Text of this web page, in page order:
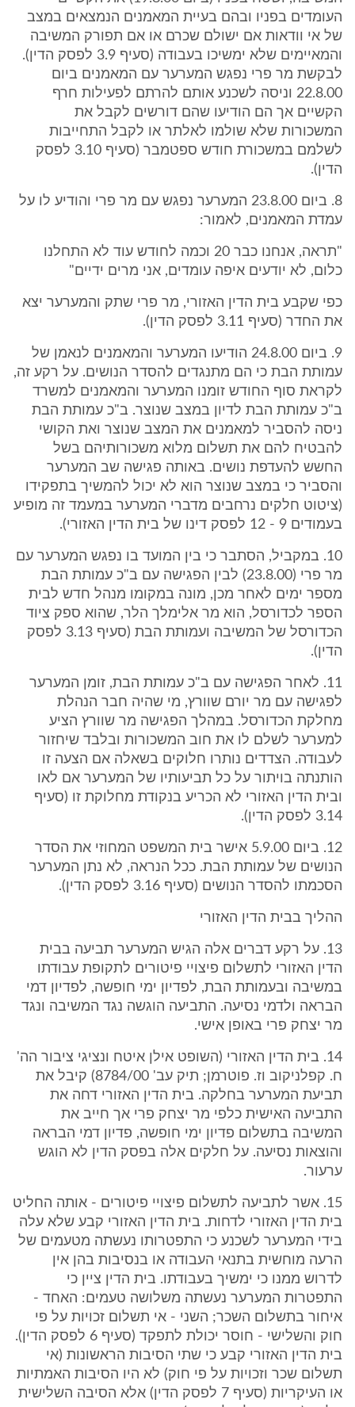
העומדים בפניו ובהם בעיית המאמנים הנמצאים במצב
של אי וודאות אם ישולם שכרם או אם תפורק המשיבה
והמאיימים שלא ימשיכו בעבודה (סעיף 3.9 לפסק הדין).
לבקשת מר פרי נפגש המערער עם המאמנים ביום
22.8.00 וניסה לשכנע אותם להרתם לפעילות חרף
הקשיים אך הם הודיעו שהם דורשים לקבל את
המשכורות שלא שולמו לאלתר או לקבל התחייבות
לשלמם במשכורת חודש ספטמבר (סעיף 3.10 לפסק
הדין).
8. ביום 23.8.00 המערער נפגש עם מר פרי והודיע לו על
עמדת המאמנים, לאמור:
"תראה, אנחנו כבר 20 וכמה לחודש עוד לא התחלנו
כלום, לא יודעים איפה עומדים, אני מרים ידיים"
כפי שקבע בית הדין האזורי, מר פרי שתק והמערער יצא
את החדר (סעיף 3.11 לפסק הדין).
9. ביום 24.8.00 הודיעו המערער והמאמנים לנאמן של
עמותת הבת כי הם מתנגדים להסדר הנושים. על רקע זה,
לקראת סוף החודש זומנו המערער והמאמנים למשרד
ב"כ עמותת הבת לדיון במצב שנוצר. ב"כ עמותת הבת
ניסה להסביר למאמנים את המצב שנוצר ואת הקושי
להבטיח להם את תשלום מלוא משכורותיהם בשל
החשש להעדפת נושים. באותה פגישה שב המערער
והסביר כי במצב שנוצר הוא לא יכול להמשיך בתפקידו
(ציטוט חלקים נרחבים מדברי המערער במעמד זה מופיע
בעמודים 9 - 12 לפסק דינו של בית הדין האזורי).
10. במקביל, הסתבר כי בין המועד בו נפגש המערער עם
מר פרי (23.8.00) לבין הפגישה עם ב"כ עמותת הבת
מספר ימים לאחר מכן, מונה במקומו מנהל חדש לבית
הספר לכדורסל, הוא מר אלימלך הלר, שהוא ספק ציוד
הכדורסל של המשיבה ועמותת הבת (סעיף 3.13 לפסק
הדין).
11. לאחר הפגישה עם ב"כ עמותת הבת, זומן המערער
לפגישה עם מר יורם שוורץ, מי שהיה חבר הנהלת
מחלקת הכדורסל. במהלך הפגישה מר שוורץ הציע
למערער לשלם לו את חוב המשכורות ובלבד שיחזור
לעבודה. הצדדים נותרו חלוקים בשאלה אם הצעה זו
הותנתה בויתור על כל תביעותיו של המערער אם לאו
ובית הדין האזורי לא הכריע בנקודת מחלוקת זו (סעיף
3.14 לפסק הדין).
12. ביום 5.9.00 אישר בית המשפט המחוזי את הסדר
הנושים של עמותת הבת. ככל הנראה, לא נתן המערער
הסכמתו להסדר הנושים (סעיף 3.16 לפסק הדין).
ההליך בבית הדין האזורי
13. על רקע דברים אלה הגיש המערער תביעה בבית
הדין האזורי לתשלום פיצויי פיטורים לתקופת עבודתו
במשיבה ובעמותת הבת, לפדיון ימי חופשה, לפדיון דמי
הבראה ולדמי נסיעה. התביעה הוגשה נגד המשיבה ונגד
מר יצחק פרי באופן אישי.
14. בית הדין האזורי (השופט אילן איטח ונציגי ציבור הה'
ח. קפלניקוב וז. פוטרמן; תיק עב' 8784/00) קיבל את
תביעת המערער בחלקה. בית הדין האזורי דחה את
התביעה האישית כלפי מר יצחק פרי אך חייב את
המשיבה בתשלום פדיון ימי חופשה, פדיון דמי הבראה
והוצאות נסיעה. על חלקים אלה בפסק הדין לא הוגש
ערעור.
15. אשר לתביעה לתשלום פיצויי פיטורים - אותה החליט
בית הדין האזורי לדחות. בית הדין האזורי קבע שלא עלה
בידי המערער לשכנע כי התפטרותו נעשתה מטעמים של
הרעה מוחשית בתנאי העבודה או בנסיבות בהן אין
לדרוש ממנו כי ימשיך בעבודתו. בית הדין ציין כי
התפטרות המערער נעשתה משלושה טעמים: האחד -
איחור בתשלום השכר; השני - אי תשלום זכויות על פי
חוק והשלישי - חוסר יכולת לתפקד (סעיף 6 לפסק הדין).
בית הדין האזורי קבע כי שתי הסיבות הראשונות (אי
תשלום שכר וזכויות על פי חוק) לא היו הסיבות האמתיות
או העיקריות (סעיף 7 לפסק הדין) אלא הסיבה השלישית